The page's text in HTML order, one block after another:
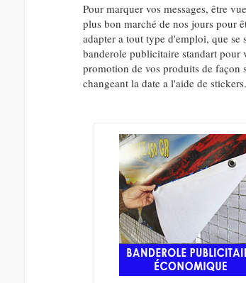
Pour marquer vos messages, être
plus bon marché de nos jours pour
adapter a tout type d'emploi, que
banderole publicitaire standart pour
promotion de vos produits de façon
changeant la date a l'aide de stickers.